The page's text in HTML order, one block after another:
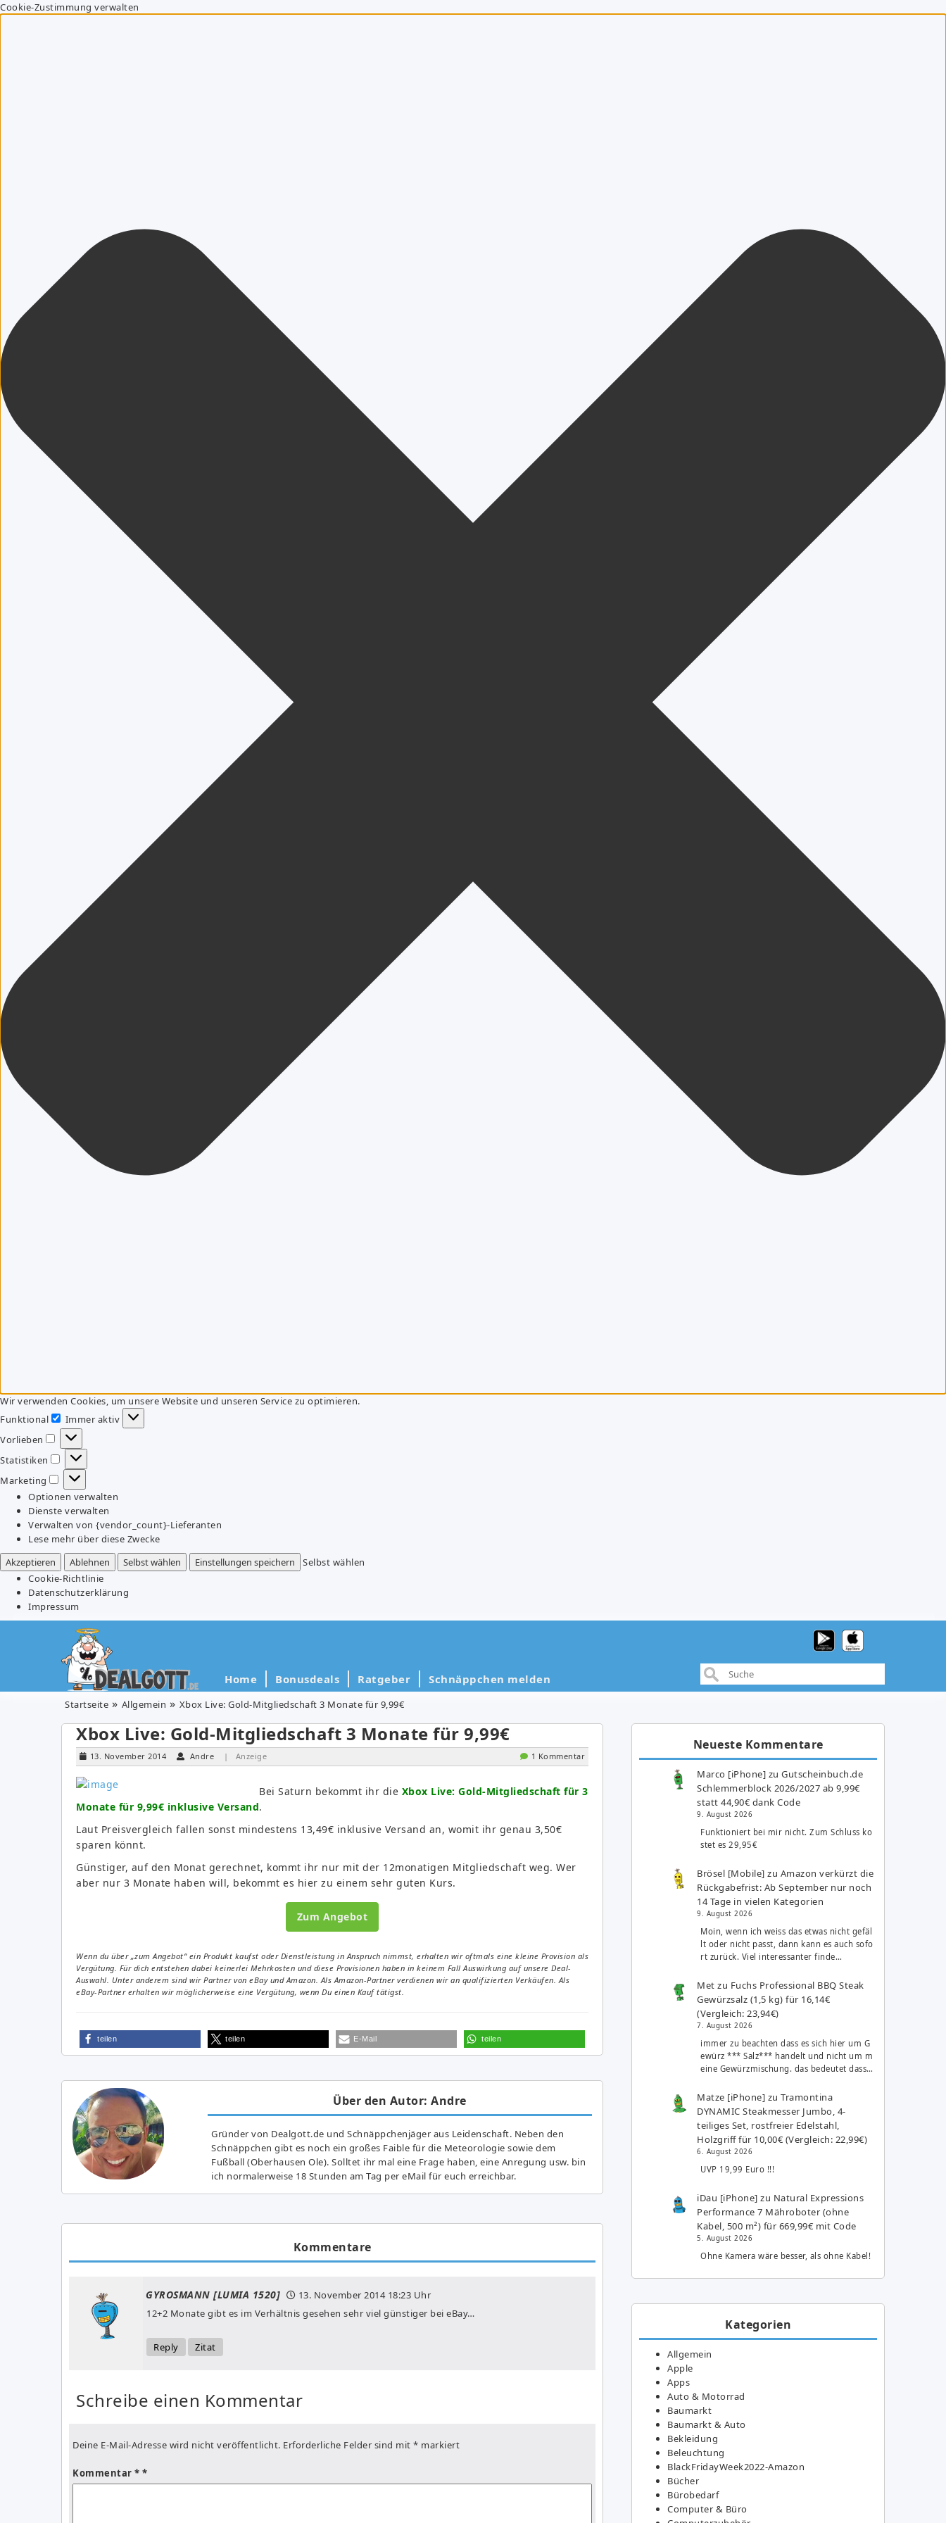
Cookie-Zustimmung verwalten
Wir verwenden Cookies, um unsere Website und unseren Service zu optimieren.
Funktional
Funktional
Immer aktiv
Vorlieben
Vorlieben
Statistiken
Statistiken
Marketing
Marketing
Optionen verwalten
Dienste verwalten
Verwalten von {vendor_count}-Lieferanten
Lese mehr über diese Zwecke
Akzeptieren
Ablehnen Selbst wählen Einstellungen speichern
Selbst wählen
Cookie-Richtlinie
Datenschutzerklärung
Impressum
Home Bonusdeals Ratgeber Schnäppchen melden
Startseite Allgemein Xbox Live: Gold-Mitgliedschaft 3 Monate für 9,99€
Xbox Live: Gold-Mitgliedschaft 3 Monate für 9,99€
13. November 2014 Andre | Anzeige 1 Kommentar
Bei Saturn bekommt ihr die Xbox Live: Gold-Mitgliedschaft für 3
Monate für 9,99€ inklusive Versand.
Laut Preisvergleich fallen sonst mindestens 13,49€ inklusive Versand an, womit ihr genau 3,50€
sparen könnt.
Günstiger, auf den Monat gerechnet, kommt ihr nur mit der 12monatigen Mitgliedschaft weg. Wer
aber nur 3 Monate haben will, bekommt es hier zu einem sehr guten Kurs.
Zum Angebot
Wenn du über „zum Angebot“ ein Produkt kaufst oder Dienstleistung in Anspruch nimmst, erhalten wir oftmals eine kleine Provision als
Vergütung. Für dich entstehen dabei keinerlei Mehrkosten und diese Provisionen haben in keinem Fall Auswirkung auf unsere Deal-
Auswahl. Unter anderem sind wir Partner von eBay und Amazon. Als Amazon-Partner verdienen wir an qualifizierten Verkäufen. Als
eBay-Partner erhalten wir möglicherweise eine Vergütung, wenn Du einen Kauf tätigst.
teilen teilen E-Mail teilen
Über den Autor: Andre
Gründer von Dealgott.de und Schnäppchenjäger aus Leidenschaft. Neben den
Schnäppchen gibt es noch ein großes Fai­ble für die Meteorologie sowie dem
Fußball (Oberhausen Ole). Solltet ihr mal eine Frage haben, eine Anregung usw. bin
ich normalerweise 18 Stunden am Tag per eMail für euch erreichbar.
Kommentare
GYROSMANN [LUMIA 1520] 13. November 201418:23 Uhr
12+2 Monate gibt es im Verhältnis gesehen sehr viel günstiger bei eBay…
Reply Zitat
Schreibe einen Kommentar
Deine E-Mail-Adresse wird nicht veröffentlicht. Erforderliche Felder sind mit * markiert
Kommentar *
Neueste Kommentare
Marco [iPhone] zuGutscheinbuch.de
Schlemmerblock 2026/2027 ab 9,99€
statt 44,90€ dank Code
9. August 2026
Funktioniert bei mir nicht. Zum Schluss ko
stet es 29,95€
Brösel [Mobile] zu Amazon verkürzt die
Rückgabefrist: Ab September nur noch
14 Tage in vielen Kategorien
9. August 2026
Moin, wenn ich weiss das etwas nicht gefäl
lt oder nicht passt, dann kann es auch sofo
rt zurück. Viel interessanter finde…
Met zu Fuchs Professional BBQ Steak
Gewürzsalz (1,5 kg) für 16,14€
(Vergleich: 23,94€)
7. August 2026
immer zu beachten dass es sich hier um G
ewürz *** Salz*** handelt und nicht um m
eine Gewürzmischung. das bedeutet dass…
Matze [iPhone] zuTramontina
DYNAMIC Steakmesser Jumbo, 4-
teiliges Set, rostfreier Edelstahl,
Holzgriff für 10,00€ (Vergleich: 22,99€)
6. August 2026
UVP 19,99 Euro !!!
iDau [iPhone] zu Natural Expressions
Performance 7 Mähroboter (ohne
Kabel, 500 m²) für 669,99€ mit Code
5. August 2026
Ohne Kamera wäre besser, als ohne Kabel!
Kategorien
Allgemein
Apple
Apps
Auto & Motorrad
Baumarkt
Baumarkt & Auto
Bekleidung
Beleuchtung
BlackFridayWeek2022-Amazon
Bücher
Bürobedarf
Computer & Büro